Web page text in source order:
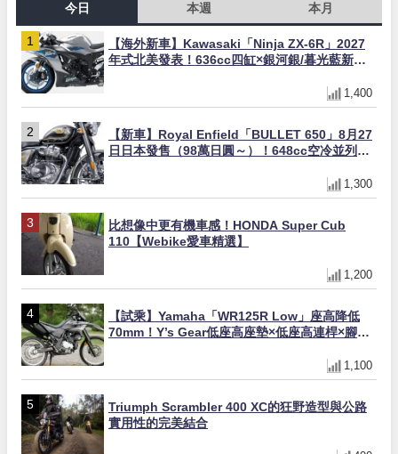
今日 本週 本月
【海外新車】Kawasaki「Ninja ZX-6R」2027
年式北美發表！636cc四缸×銀河銀/暮光藍新色
1,400
【新車】Royal Enfield「BULLET 650」8月27
日日本發售（98萬日圓～）！648cc空冷並列雙
1,300
比想像中更有機車感！HONDA Super Cub
110【Webike愛車精選】
1,200
【試乘】Yamaha「WR125R Low」座高降低
70mm！Y’s Gear低座高座墊×低座高連桿×腳踏
1,100
Triumph Scrambler 400 XC的狂野造型與公路
實用性的完美結合